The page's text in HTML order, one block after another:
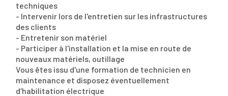
techniques
- Intervenir lors de l'entretien sur les infrastructures
des clients
- Entretenir son matériel
- Participer à l'installation et la mise en route de
nouveaux matériels, outillage
Vous êtes issu d'une formation de technicien en
maintenance et disposez éventuellement
d'habilitation électrique